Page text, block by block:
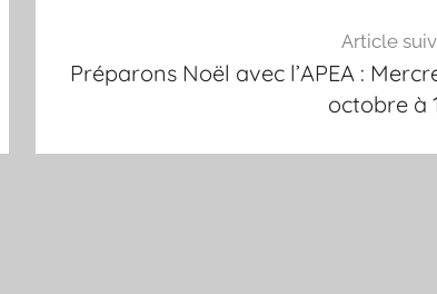
Article
Préparons Noël avec l’APEA :
octobre à